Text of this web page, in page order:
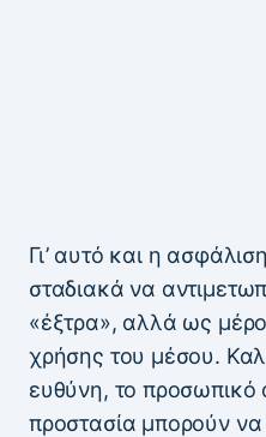
Γι’ αυτό και η
σταδιακά να
«έξτρα», αλλά ως
χρήσης του μέσου.
ευθύνη, το προσωπικό
προστασία μπορούν